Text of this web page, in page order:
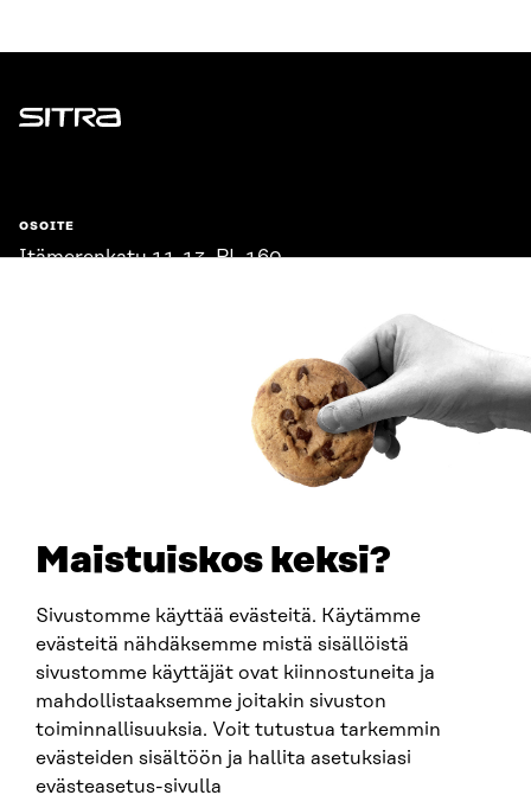
Maistuiskos keksi?
Sivustomme käyttää evästeitä. Käytämme
evästeitä nähdäksemme mistä sisällöistä
sivustomme käyttäjät ovat kiinnostuneita ja
mahdollistaaksemme joitakin sivuston
toiminnallisuuksia. Voit tutustua tarkemmin
evästeiden sisältöön ja hallita asetuksiasi
evästeasetus-sivulla
Sitra
OSOITE
Itämerenkatu 11-13, PL 160,
SITRA SOSIAALISESSA MEDIASSA
LinkedIn
Instagram
YouTube